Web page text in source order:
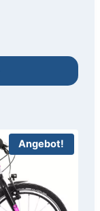
Angebot!